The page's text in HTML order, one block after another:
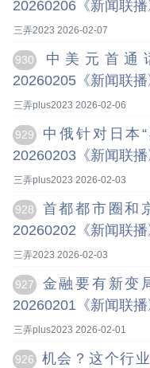
20260206《新闻联
三弄2023 2026-02-07
930
中美元首通
20260205《新闻联
三弄plus2023 2026-02-06
929
中俄针对日本
20260203《新闻联
三弄plus2023 2026-02-03
928
首都都市圈和
20260202《新闻联
三弄2023 2026-02-03
927
金融要有新变
20260201《新闻联
三弄plus2023 2026-02-01
926
机会？这个行